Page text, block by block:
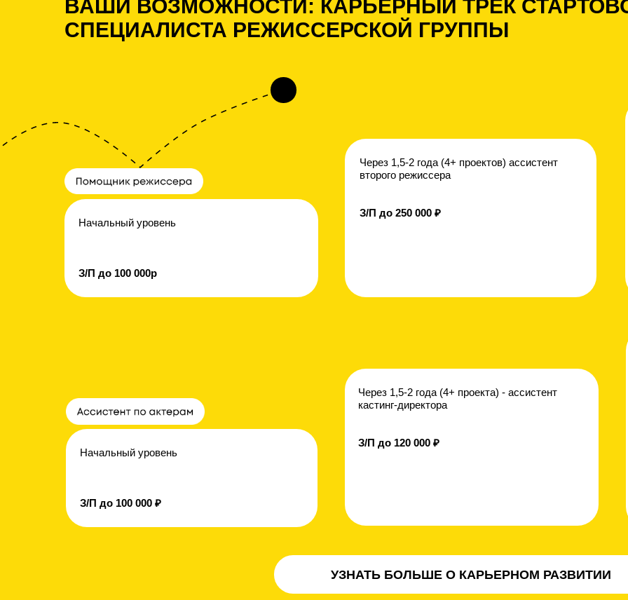
ВАШИ ВОЗМОЖНОСТИ: КАРЬЕРНЫЙ ТРЕК
СПЕЦИАЛИСТА РЕЖИССЕРСКОЙ ГРУППЫ
УЗНАТЬ БОЛЬШЕ О КАРЬЕРНОМ РАЗВИТИИ
Через 1,5-2 года (4+ проектов) ассистент
второго режиссера
З/П до 250 000 ₽
Через 1,5-2 года (4+ проекта) - ассистент
кастинг-директора
З/П до 120 000 ₽
Начальный уровень
З/П до 100 000 ₽
Начальный уровень
З/П до 100 000р